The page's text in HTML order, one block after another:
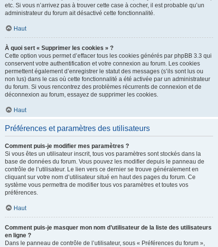
etc. Si vous n’arrivez pas à trouver cette case à cocher, il est probable qu’un
administrateur du forum ait désactivé cette fonctionnalité.
Haut
À quoi sert « Supprimer les cookies » ?
Cette option vous permet d’effacer tous les cookies générés par phpBB 3.3 qui
conservent votre authentification et votre connexion au forum. Les cookies
permettent également d’enregistrer le statut des messages (s’ils sont lus ou
non lus) dans le cas où cette fonctionnalité a été activée par un administrateur
du forum. Si vous rencontrez des problèmes récurrents de connexion et de
déconnexion au forum, essayez de supprimer les cookies.
Haut
Préférences et paramètres des utilisateurs
Comment puis-je modifier mes paramètres ?
Si vous êtes un utilisateur inscrit, tous vos paramètres sont stockés dans la
base de données du forum. Vous pouvez les modifier depuis le panneau de
contrôle de l’utilisateur. Le lien vers ce dernier se trouve généralement en
cliquant sur votre nom d’utilisateur situé en haut des pages du forum. Ce
système vous permettra de modifier tous vos paramètres et toutes vos
préférences.
Haut
Comment puis-je masquer mon nom d’utilisateur de la liste des utilisateurs
en ligne ?
Dans le panneau de contrôle de l’utilisateur, sous « Préférences du forum »,